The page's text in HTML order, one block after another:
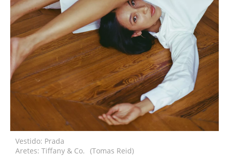
Vestido: Prada
Aretes: Tiffany & Co. (Tomas Reid)